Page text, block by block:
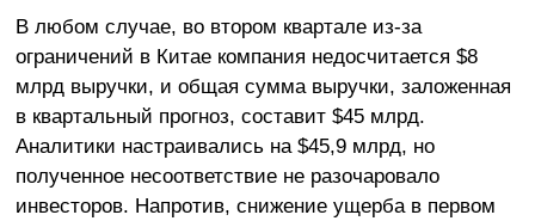
В любом случае, во втором квартале из-за
ограничений в Китае компания недосчитается $8
млрд выручки, и общая сумма выручки, заложенная
в квартальный прогноз, составит $45 млрд.
Аналитики настраивались на $45,9 млрд, но
полученное несоответствие не разочаровало
инвесторов. Напротив, снижение ущерба в первом